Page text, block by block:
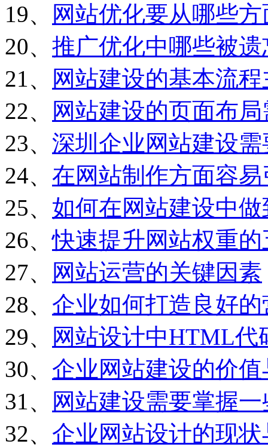
19、
网站优化要从哪些
20、 推广优化中哪些被
21、
网站建设的基本流
22、
网站建设的页面布
23、 深圳企业网站建设
24、 在网站制作方面容
25、 如何在网站建设中
26、快速提升网站权重
27、
网站运营的关键因素
28、 企业如何打造良好
29、
网站设计中HTML代
30、 企业网站建设的价
31、
网站建设需要掌握
32、 企业网站设计的现